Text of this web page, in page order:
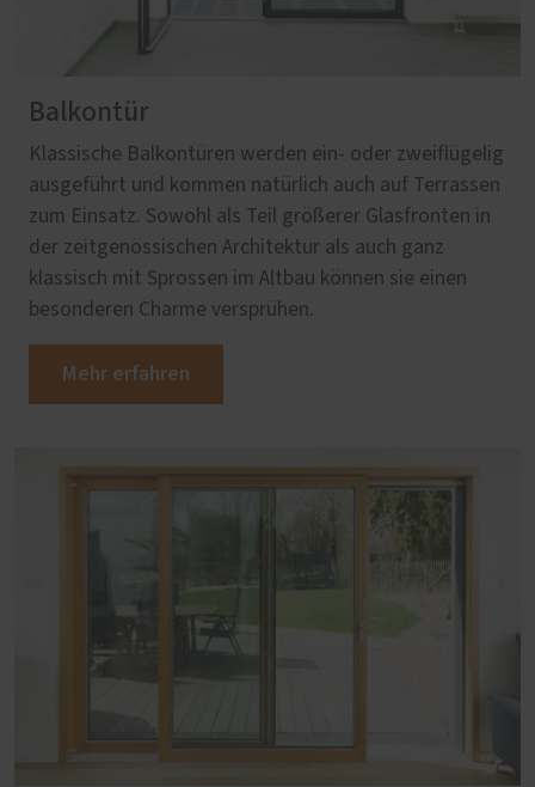
Balkontür
Klassische Balkontüren werden ein- oder zweiflügelig
ausgeführt und kommen natürlich auch auf Terrassen
zum Einsatz. Sowohl als Teil größerer Glasfronten in
der zeitgenössischen Architektur als auch ganz
klassisch mit Sprossen im Altbau können sie einen
besonderen Charme versprühen.
Mehr erfahren